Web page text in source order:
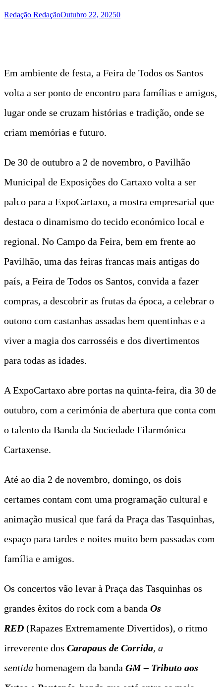
Redação RedaçãoOutubro 22, 20250
Em ambiente de festa, a Feira de Todos os Santos
volta a ser ponto de encontro para famílias e amigos,
lugar onde se cruzam histórias e tradição, onde se
criam memórias e futuro.
De 30 de outubro a 2 de novembro, o Pavilhão
Municipal de Exposições do Cartaxo volta a ser
palco para a ExpoCartaxo, a mostra empresarial que
destaca o dinamismo do tecido económico local e
regional. No Campo da Feira, bem em frente ao
Pavilhão, uma das feiras francas mais antigas do
país, a Feira de Todos os Santos, convida a fazer
compras, a descobrir as frutas da época, a celebrar o
outono com castanhas assadas bem quentinhas e a
viver a magia dos carrosséis e dos divertimentos
para todas as idades.
A ExpoCartaxo abre portas na quinta-feira, dia 30 de
outubro, com a cerimónia de abertura que conta com
o talento da Banda da Sociedade Filarmónica
Cartaxense.
Até ao dia 2 de novembro, domingo, os dois
certames contam com uma programação cultural e
animação musical que fará da Praça das Tasquinhas,
espaço para tardes e noites muito bem passadas com
família e amigos.
Os concertos vão levar à Praça das Tasquinhas os
grandes êxitos do rock com a banda Os
RED (Rapazes Extremamente Divertidos), o ritmo
irreverente dos Carapaus de Corrida, a
sentida homenagem da banda GM – Tributo aos